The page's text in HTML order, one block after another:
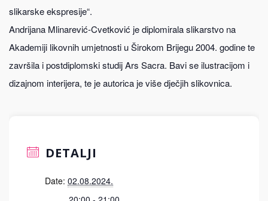
slikarske ekspresije“.
Andrijana Mlinarević-Cvetković je diplomirala slikarstvo na
Akademiji likovnih umjetnosti u Širokom Brijegu 2004. godine te
završila i postdiplomski studij Ars Sacra. Bavi se ilustracijom i
dizajnom interijera, te je autorica je više dječjih slikovnica.
DETALJI
Date: 02.08.2024.